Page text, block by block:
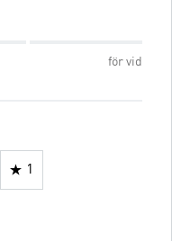
för vid
1